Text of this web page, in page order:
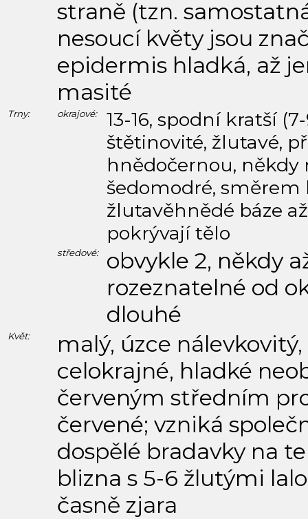
straně (tzn.
nesoucí květy jsou
epidermis hladká, až
masité
Trny: okrajové:
13-16, spodní kratší
štětinovité, žlutavé,
hnědočernou, někdy
šedomodré, směrem
žlutavěhnědé báze
pokrývají tělo
středové:
obvykle 2, někdy
rozeznatelné od
dlouhé
Květ:
malý, úzce
celokrajné, hladké
červeným středním
červené; vzniká
dospělé bradavky na
blizna s 5-6 žlutými
časně zjara